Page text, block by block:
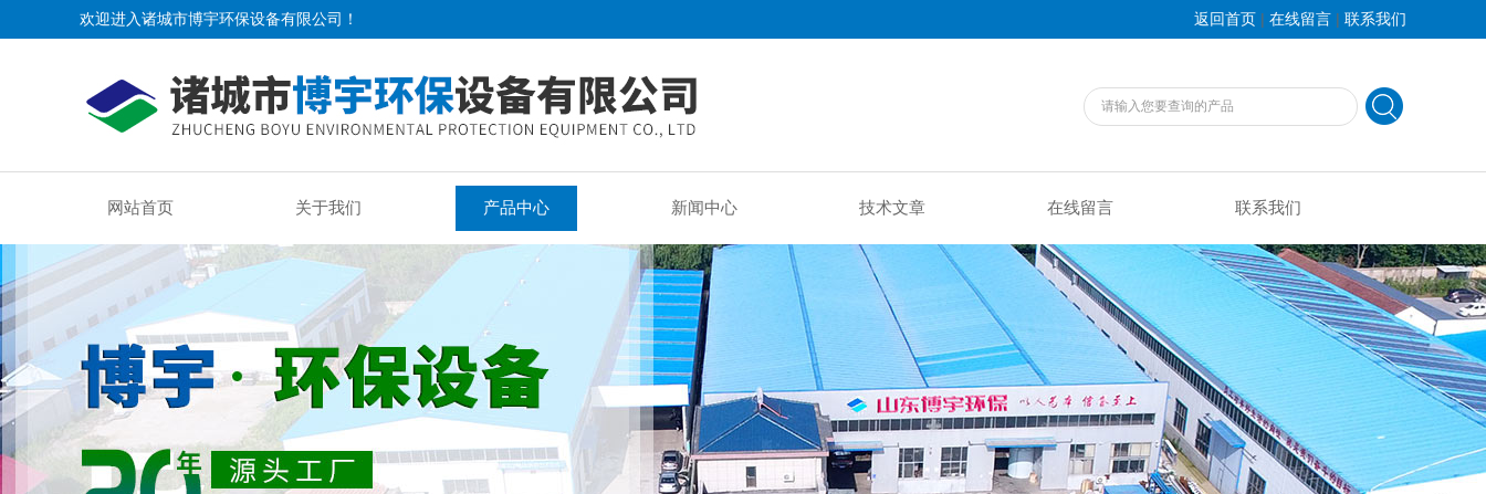
欢迎进入诸城市博宇环保设备有限公司！ 返回首页 | 在线留言 | 联系我们
网站首页 关于我们 产品中心 新闻中心 技术文章 在线留言 联系我们